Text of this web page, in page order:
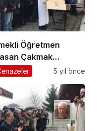
Öğretmen
Çakmak
son
5 yıl önce